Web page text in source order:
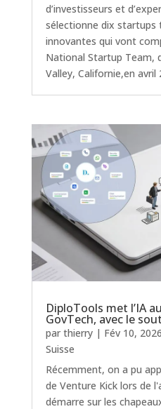
d’investisseurs et
sélectionne dix startups
innovantes qui vont
National Startup Team,
Valley, Californie,en avril
DiploTools met l’IA
GovTech, avec le
par thierry| Fév 10, 2026
Suisse
Récemment, on a pu
de Venture Kick lors de
démarre sur les